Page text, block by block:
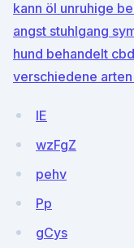
kann öl unruhige
angst stuhlgang
hund behandelt
verschiedene
IE
wzFgZ
pehv
Pp
gCys